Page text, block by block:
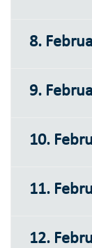
8.
9.
10.
11.
12.